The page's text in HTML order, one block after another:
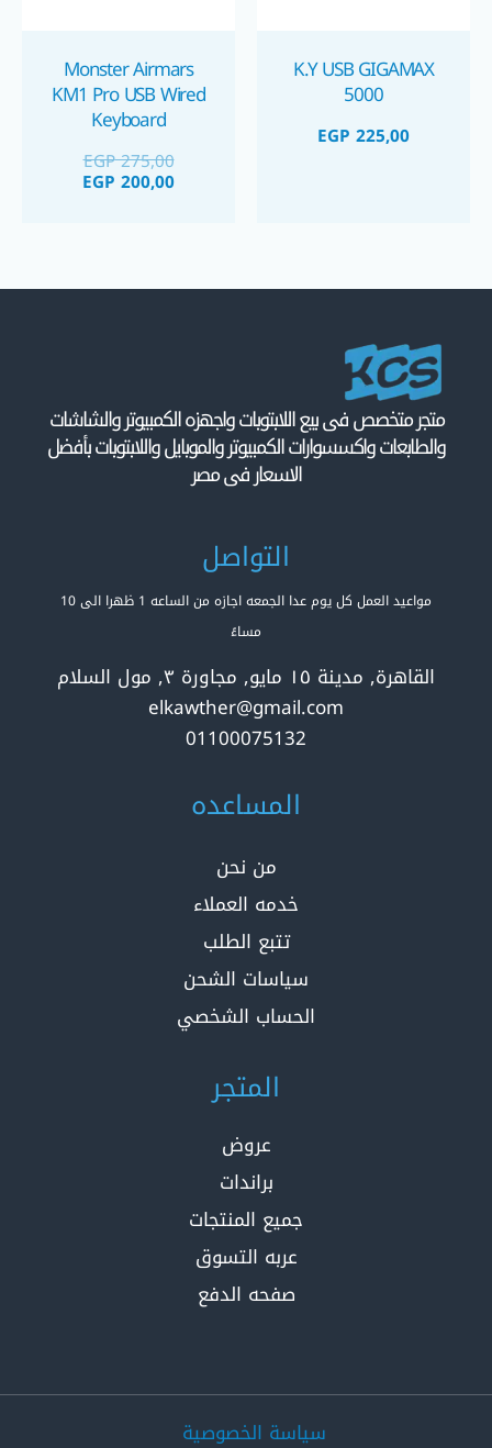
K.Y USB GIGAMAX
5000
EGP 225,00
Monster Airmars
KM1 Pro USB Wired
Keyboard
EGP275,00
EGP 200,00
متجر متخصص فى بيع اللابتوبات واجهزه الكمبيوتر والشاشات
والطابعات واكسسوارات الكمبيوتر والموبايل واللابتوبات بأفضل
الاسعار فى مصر
التواصل
مواعيد العمل كل يوم عدا الجمعه اجازه من الساعه 1 ظهرا الى 10
مساءً
القاهرة, مدينة ١٥ مايو, مجاورة ٣, مول السلام
elkawther@gmail.com
01100075132
المساعده
من نحن
خدمه العملاء
تتبع الطلب
سياسات الشحن
الحساب الشخصي
المتجر
عروض
براندات
جميع المنتجات
عربه التسوق
صفحه الدفع
سياسة الخصوصية